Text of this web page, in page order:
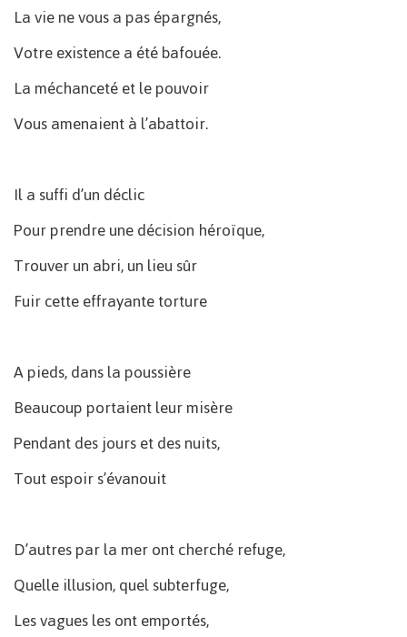
La vie ne vous a pas épargnés,
Votre existence a été bafouée.
La méchanceté et le pouvoir
Vous amenaient à l’abattoir.
Il a suffi d’un déclic
Pour prendre une décision héroïque,
Trouver un abri, un lieu sûr
Fuir cette effrayante torture
A pieds, dans la poussière
Beaucoup portaient leur misère
Pendant des jours et des nuits,
Tout espoir s’évanouit
D’autres par la mer ont cherché refuge,
Quelle illusion, quel subterfuge,
Les vagues les ont emportés,